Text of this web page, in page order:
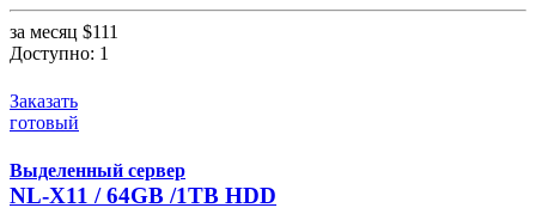
за месяц $111
Доступно: 1
Заказать
готовый
Выделенный сервер
NL-X11 / 64GB /1TB HDD